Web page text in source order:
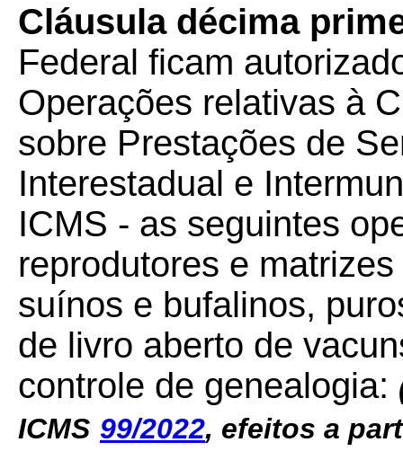
Cláusula décima
Federal ficam
Operações relativas à
sobre Prestações de
Interestadual e
ICMS - as seguintes
reprodutores e
suínos e bufalinos,
de livro aberto de
controle de genealogia:
ICMS 99/2022, efeitos a